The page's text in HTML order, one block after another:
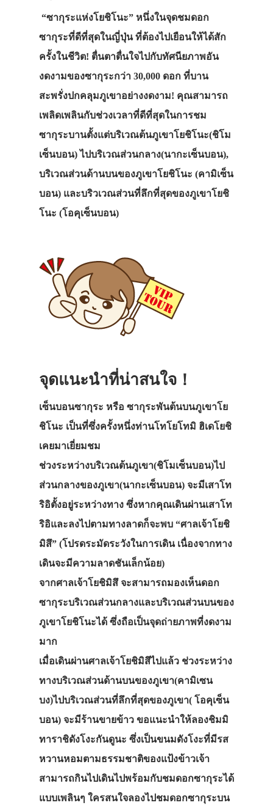
“ซากุระแห่งโยชิโนะ” หนึ่งในจุดชมดอก
ซากุระที่ดีที่สุดในญี่ปุ่น ที่ต้องไปเยือนให้ได้สัก
ครั้งในชีวิต! ตื่นตาตื่นใจไปกับทัศนียภาพอัน
งดงามของซากุระกว่า 30,000 ดอก ที่บาน
สะพรั่งปกคลุมภูเขาอย่างงดงาม! คุณสามารถ
เพลิดเพลินกับช่วงเวลาที่ดีที่สุดในการชม
ซากุระบานตั้งแต่บริเวณต้นภูเขาโยชิโนะ(ชิโม
เซ็นบอน) ไปบริเวณส่วนกลาง(นากะเซ็นบอน),
บริเวณส่วนด้านบนของภูเขาโยชิโนะ (คามิเซ็น
บอน) และบริวเวณส่วนที่ลึกที่สุดของภูเขาโยชิ
โนะ (โอคุเซ็นบอน)
จุดแนะนำที่น่าสนใจ！
เซ็นบอนซากุระ หรือ ซากุระพันต้นบนภูเขาโย
ชิโนะ เป็นที่ซึ่งครั้งหนึ่งท่านโทโยโทมิ ฮิเดโยชิ
เคยมาเยี่ยมชม
ช่วงระหว่างบริเวณต้นภูเขา(ชิโมเซ็นบอน)ไป
ส่วนกลางของภูเขา(นากะเซ็นบอน) จะมีเสาโท
ริอิตั้งอยู่ระหว่างทาง ซึ่งหากคุณเดินผ่านเสาโท
ริอิและลงไปตามทางลาดก็จะพบ “ศาลเจ้าโยชิ
มิสึ” (โปรดระมัดระวังในการเดิน เนื่องจากทาง
เดินจะมีความลาดชันเล็กน้อย)
จากศาลเจ้าโยชิมิสึ จะสามารถมองเห็นดอก
ซากุระบริเวณส่วนกลางและบริเวณส่วนบนของ
ภูเขาโยชิโนะได้ ซึ่งถือเป็นจุดถ่ายภาพที่งดงาม
มาก
เมื่อเดินผ่านศาลเจ้าโยชิมิสึไปแล้ว ช่วงระหว่าง
ทางบริเวณส่วนด้านบนของภูเขา(คามิเซน
บง)ไปบริเวณส่วนที่ลึกที่สุดของภูเขา( โอคุเซ็น
บอน) จะมีร้านขายข้าว ขอแนะนำให้ลองชิมมิ
ทาราชิดังโงะกันดูนะ ซึ่งเป็นขนมดังโงะที่มีรส
หวานหอมตามธรรมชาติของแป้งข้าวเจ้า
สามารถกินไปเดินไปพร้อมกับชมดอกซากุระได้
แบบเพลินๆ ใครสนใจลองไปชมดอกซากุระบน